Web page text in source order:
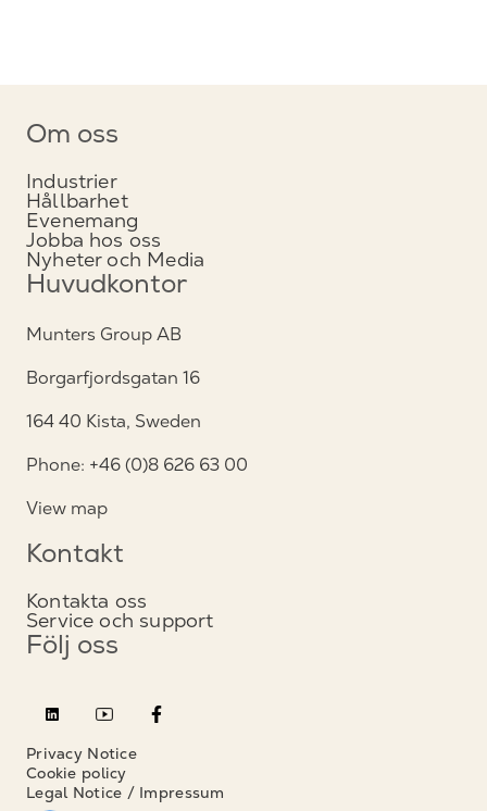
Om oss
Industrier
Hållbarhet
Evenemang
Jobba hos oss
Nyheter och Media
Huvudkontor
Munters Group AB
Borgarfjordsgatan 16
164 40 Kista, Sweden
Phone: +46 (0)8 626 63 00
View map
Kontakt
Kontakta oss
Service och support
Följ oss
Privacy Notice
Cookie policy
Legal Notice / Impressum